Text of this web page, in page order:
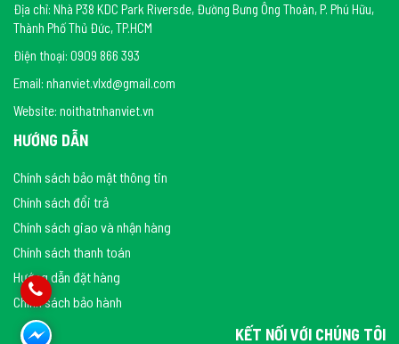
Địa chỉ: Nhà P38 KDC Park Riversde, Đường Bưng Ông Thoàn, P. Phú Hữu,
Thành Phố Thủ Đức, TP.HCM
Điện thoại: 0909 866 393
Email: nhanviet.vlxd@gmail.com
Website: noithatnhanviet.vn
HƯỚNG DẪN
Chính sách bảo mật thông tin
Chính sách đổi trả
Chính sách giao và nhận hàng
Chính sách thanh toán
Hướng dẫn đặt hàng
Chính sách bảo hành
KẾT NỐI VỚI CHÚNG TÔI